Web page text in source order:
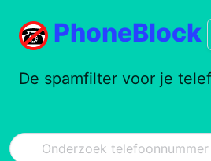
PhoneBlock
De spamfilter voor je